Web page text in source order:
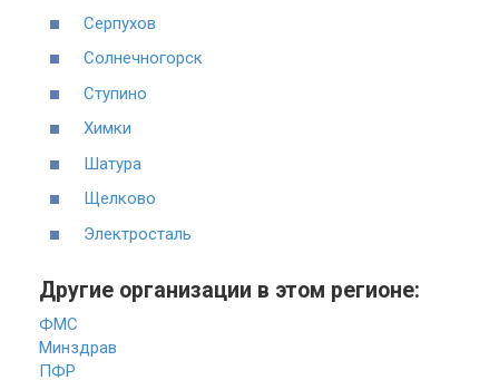
Серпухов
Солнечногорск
Ступино
Химки
Шатура
Щелково
Электросталь
Другие организации в этом регионе:
ФМС
Минздрав
ПФР